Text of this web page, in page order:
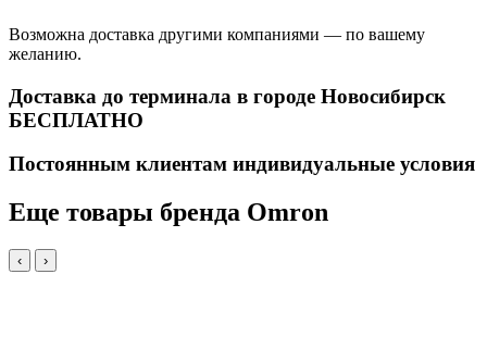
Возможна доставка другими компаниями — по вашему
желанию.
Доставка до терминала в городе Новосибирск
БЕСПЛАТНО
Постоянным клиентам индивидуальные условия
Еще товары бренда Omron
‹ ›